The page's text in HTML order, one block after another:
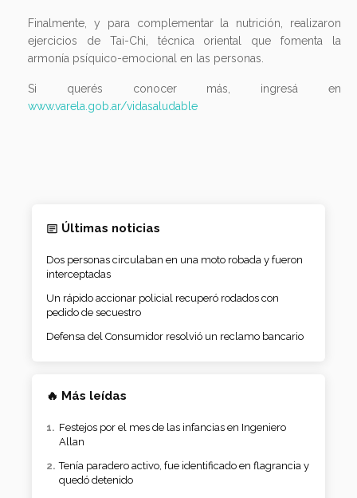
Finalmente, y para complementar la nutrición, realizaron
ejercicios de Tai-Chi, técnica oriental que fomenta la
armonía psíquico-emocional en las personas.
Si querés conocer más, ingresá en
www.varela.gob.ar/vidasaludable
Últimas noticias
Dos personas circulaban en una moto robada y fueron
interceptadas
Un rápido accionar policial recuperó rodados con
pedido de secuestro
Defensa del Consumidor resolvió un reclamo bancario
🔥 Más leídas
Festejos por el mes de las infancias en Ingeniero
Allan
Tenía paradero activo, fue identificado en flagrancia y
quedó detenido